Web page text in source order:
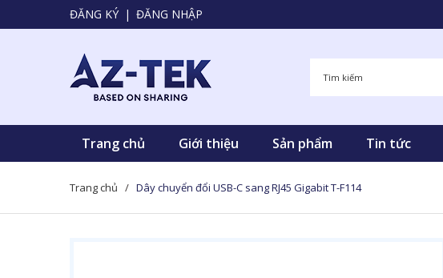
ĐĂNG KÝ | ĐĂNG NHẬP
Trang chủ Giới thiệu Sản phẩm Tin tức
Trang chủ / Dây chuyển đổi USB-C sang RJ45 Gigabit T-F114